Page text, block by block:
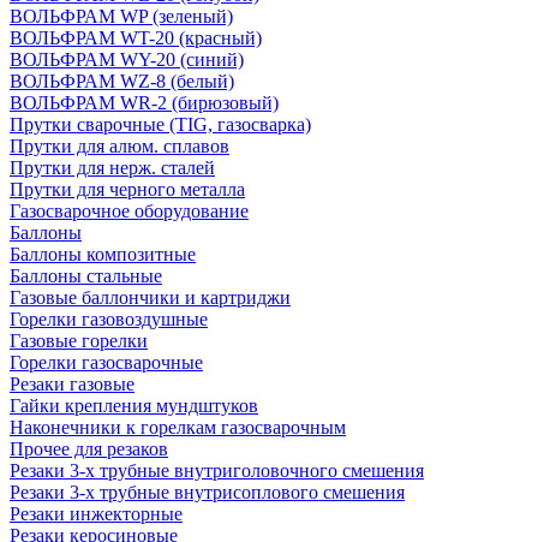
ВОЛЬФРАМ WP (зеленый)
ВОЛЬФРАМ WT-20 (красный)
ВОЛЬФРАМ WY-20 (синий)
ВОЛЬФРАМ WZ-8 (белый)
ВОЛЬФРАМ WR-2 (бирюзовый)
Прутки сварочные (TIG, газосварка)
Прутки для алюм. сплавов
Прутки для нерж. сталей
Прутки для черного металла
Газосварочное оборудование
Баллоны
Баллоны композитные
Баллоны стальные
Газовые баллончики и картриджи
Горелки газовоздушные
Газовые горелки
Горелки газосварочные
Резаки газовые
Гайки крепления мундштуков
Наконечники к горелкам газосварочным
Прочее для резаков
Резаки 3-х трубные внутриголовочного смешения
Резаки 3-х трубные внутрисоплового смешения
Резаки инжекторные
Резаки керосиновые